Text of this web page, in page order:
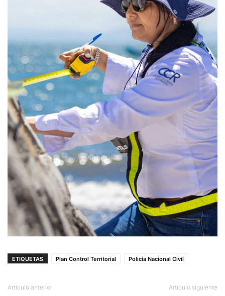
ETIQUETAS Plan Control Territorial Policía Nacional Civil
Artículo anterior Artículo siguiente